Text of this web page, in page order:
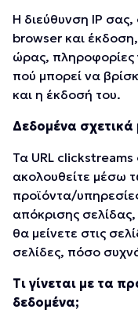
Η διεύθυνση IP σας,
browser και
ώρας, πληροφορίες
πού μπορεί να
και η έκδοσή του.
Δεδομένα σχετικά
Τα URL
ακολουθείτε μέσω
προϊόντα/
απόκρισης
θα μείνετε στις
σελίδες, πόσο
Τι γίνεται με τα
δεδομένα;